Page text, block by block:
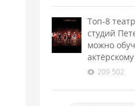
Топ-8
студий
можно
209 502